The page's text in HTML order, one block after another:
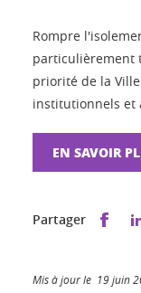
Rompre
particulièrement
priorité de la
institutionnels et
EN SAVOIR
Partager
Mis à jour le 19 juin